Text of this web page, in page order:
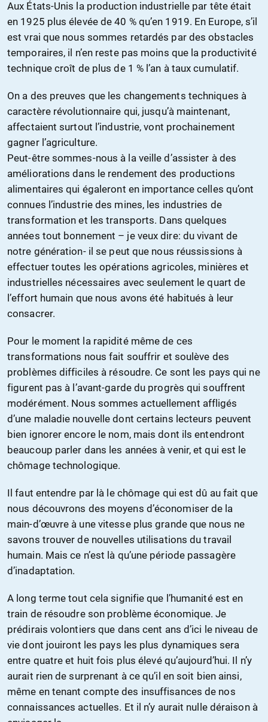
Aux États-Unis la production industrielle par tête était
en 1925 plus élevée de 40 % qu’en 1919. En Europe, s’il
est vrai que nous sommes retardés par des obstacles
temporaires, il n’en reste pas moins que la productivité
technique croît de plus de 1 % l’an à taux cumulatif.
On a des preuves que les changements techniques à
caractère révolutionnaire qui, jusqu’à maintenant,
affectaient surtout l’industrie, vont prochainement
gagner l’agriculture.
Peut-être sommes-nous à la veille d’assister à des
améliorations dans le rendement des productions
alimentaires qui égaleront en importance celles qu’ont
connues l’industrie des mines, les industries de
transformation et les transports. Dans quelques
années tout bonnement – je veux dire: du vivant de
notre génération- il se peut que nous réussissions à
effectuer toutes les opérations agricoles, minières et
industrielles nécessaires avec seulement le quart de
l’effort humain que nous avons été habitués à leur
consacrer.
Pour le moment la rapidité même de ces
transformations nous fait souffrir et soulève des
problèmes difficiles à résoudre. Ce sont les pays qui ne
figurent pas à l’avant-garde du progrès qui souffrent
modérément. Nous sommes actuellement affligés
d’une maladie nouvelle dont certains lecteurs peuvent
bien ignorer encore le nom, mais dont ils entendront
beaucoup parler dans les années à venir, et qui est le
chômage technologique.
Il faut entendre par là le chômage qui est dû au fait que
nous découvrons des moyens d’économiser de la
main-d’œuvre à une vitesse plus grande que nous ne
savons trouver de nouvelles utilisations du travail
humain. Mais ce n’est là qu’une période passagère
d’inadaptation.
A long terme tout cela signifie que l’humanité est en
train de résoudre son problème économique. Je
prédirais volontiers que dans cent ans d’ici le niveau de
vie dont jouiront les pays les plus dynamiques sera
entre quatre et huit fois plus élevé qu’aujourd’hui. Il n’y
aurait rien de surprenant à ce qu’il en soit bien ainsi,
même en tenant compte des insuffisances de nos
connaissances actuelles. Et il n’y aurait nulle déraison à